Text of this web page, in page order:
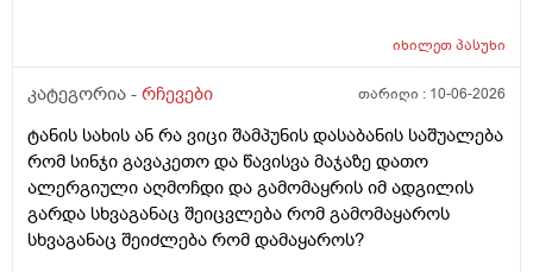
ახარო რატომ იკითხებიან თუ ანა ფილოქსიოზე არ
გამონაყარი გაჩნდე რატო არიან მზად ყოფნაში გუშინ
რატო არ აკეთებენ ამ სინდს ყველგან და რატომ
მაინცდამაინც სპეციალურ კლინიკებში რატომ ეს
შენიათ
იხილეთპასუხი
კატეგორია - რჩევები თარიღი : 10-06-2026
ტანის სახის ან რა ვიცი შამპუნის დასაბანის საშუალება
რომ სინჯი გავაკეთო და წავისვა მაჯაზე დათო
ალერგიული აღმოჩდი და გამომაყრის იმ ადგილის
გარდა სხვაგანაც შეიცვლება რომ გამომაყაროს
სხვაგანაც შეიძლება რომ დამაყაროს?